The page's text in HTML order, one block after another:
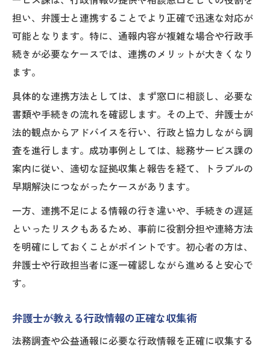
担い、弁護士と連携することでより正確で迅速な対応が
可能となります。特に、通報内容が複雑な場合や行政手
続きが必要なケースでは、連携のメリットが大きくなり
ます。
具体的な連携方法としては、まず窓口に相談し、必要な
書類や手続きの流れを確認します。その上で、弁護士が
法的観点からアドバイスを行い、行政と協力しながら調
査を進行します。成功事例としては、総務サービス課の
案内に従い、適切な証拠収集と報告を経て、トラブルの
早期解決につながったケースがあります。
一方、連携不足による情報の行き違いや、手続きの遅延
といったリスクもあるため、事前に役割分担や連絡方法
を明確にしておくことがポイントです。初心者の方は、
弁護士や行政担当者に逐一確認しながら進めると安心で
す。
弁護士が教える行政情報の正確な収集術
法務調査や公益通報に必要な行政情報を正確に収集する